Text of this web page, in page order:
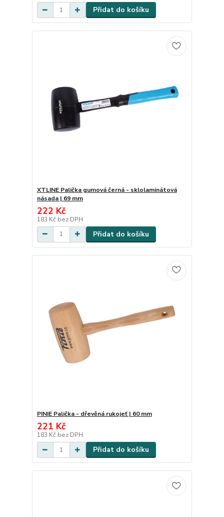
Přidat do košíku
XTLINE Palička gumová černá - sklolaminátová
násada | 69 mm
222 Kč
183 Kč bez DPH
Přidat do košíku
PINIE Palička - dřevěná rukojeť | 60 mm
221 Kč
183 Kč bez DPH
Přidat do košíku